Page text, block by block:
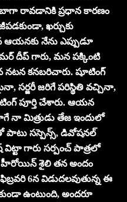
రావడానికి ప్రధాన కారణం
ఖర్చుకు
ఆయనకు నేను ఎప్పుడూ
దీప్ గారు, మన పక్కింటి
కనబరిచారు. షూటింగ్
జరిగే పరిస్థితి వచ్చినా,
పూర్తి చేశారు. ఆయన
నా మిత్రుడు తేజ ఇందులో
సస్పెన్స్, డివోషనల్
గారు సర్పంచ్ పాత్రలో
శైలి తన అందం
6న విడుదలవుతున్న ఈ
ఉంటుంది, అందరూ